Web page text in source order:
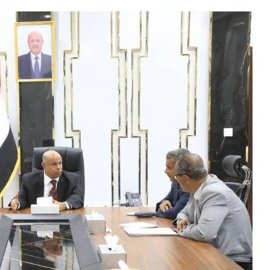
الذهب في صنعاء وعدن
المركزي
يوقف
التعامل
مع
منشأة
منذ أسبوع واحد
صنعاء.. البنك المركزي
منشأة صرافة